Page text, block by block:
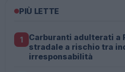
PIÙ LETTE
1
Carburanti adulterati a
stradale a rischio tra
irresponsabilità